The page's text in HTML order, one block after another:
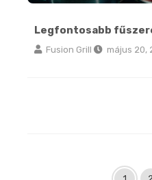
Legfontosabb
Fusion Grill május 20,